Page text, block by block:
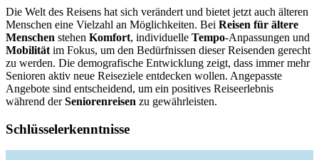
Die Welt des Reisens hat sich verändert und bietet jetzt auch älteren
Menschen eine Vielzahl an Möglichkeiten. Bei Reisen für ältere
Menschen stehen Komfort, individuelle Tempo-Anpassungen und
Mobilität im Fokus, um den Bedürfnissen dieser Reisenden gerecht
zu werden. Die demografische Entwicklung zeigt, dass immer mehr
Senioren aktiv neue Reiseziele entdecken wollen. Angepasste
Angebote sind entscheidend, um ein positives Reiseerlebnis
während derSeniorenreisen zu gewährleisten.
Schlüsselerkenntnisse